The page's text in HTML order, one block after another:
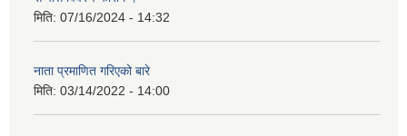
मिति: 07/16/2024 - 14:32
नाता प्रमाणित गरिएको बारे
मिति: 03/14/2022 - 14:00